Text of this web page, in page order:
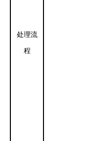
处理流
程